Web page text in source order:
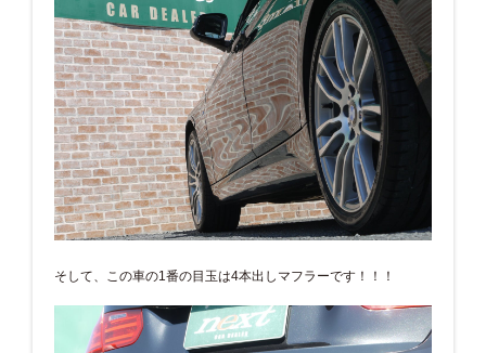
そして、この車の1番の目玉は4本出しマフラーです！！！